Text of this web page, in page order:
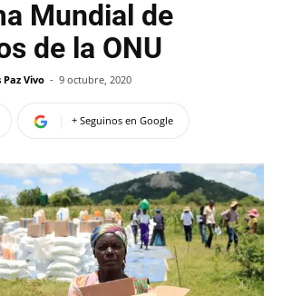
Mundial de
de la ONU
Vivo - 9 octubre, 2020
+ Seguinos en Google